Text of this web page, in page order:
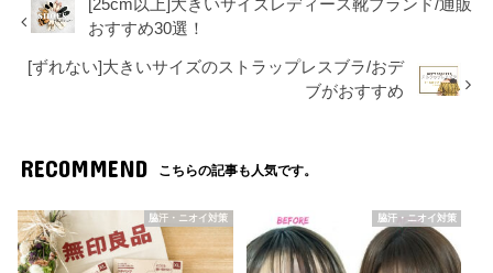
[25cm以上]大きいサイズレディース靴ブランド/通販
おすすめ30選！
[ずれない]大きいサイズのストラップレスブラ/おデ
ブがおすすめ
RECOMMEND こちらの記事も人気です。
脇汗・ニオイ対策 脇汗・ニオイ対策